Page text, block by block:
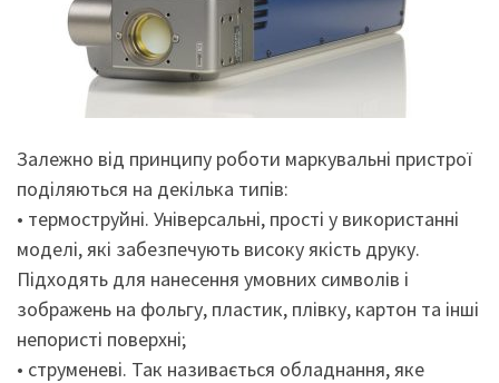
Залежно від принципу роботи маркувальні пристрої
поділяються на декілька типів:
• термоструйні. Універсальні, прості у використанні
моделі, які забезпечують високу якість друку.
Підходять для нанесення умовних символів і
зображень на фольгу, пластик, плівку, картон та інші
непористі поверхні;
• струменеві. Так називається обладнання, яке